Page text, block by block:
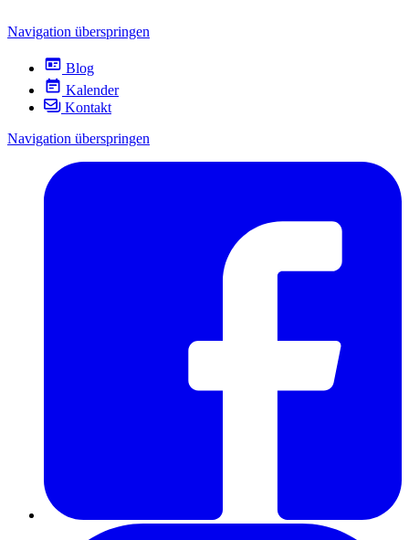
Navigation überspringen
Blog
Kalender
Kontakt
Navigation überspringen